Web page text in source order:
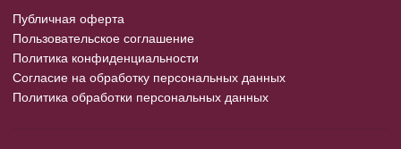
Публичная оферта
Пользовательское соглашение
Политика конфиденциальности
Согласие на обработку персональных данных
Политика обработки персональных данных